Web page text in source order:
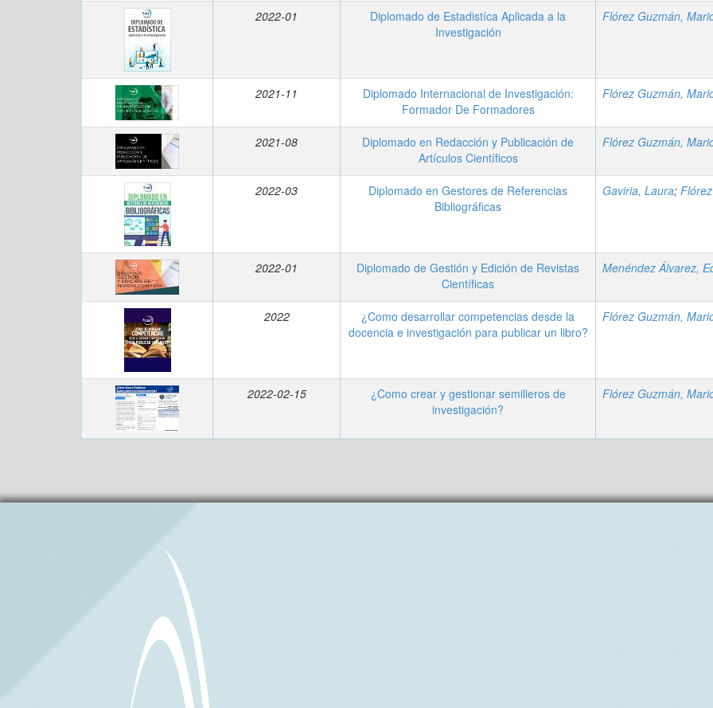
2022-01
Diplomado de Estadistíca Aplicada a la
Investigación
2021-11
Diplomado Internacional de Investigación:
Formador De Formadores
2021-08
Diplomado en Redacción y Publicación de
Artículos Científicos
2022-03
Diplomado en Gestores de Referencias
Bibliográficas
Gaviria, Laura;Flórez
2022-01
Diplomado de Gestión y Edición de Revistas
Científicas
2022
¿Como desarrollar competencias desde la
docencia e investigación para publicar un libro?
2022-02-15
¿Como crear y gestionar semilleros de
investigación?